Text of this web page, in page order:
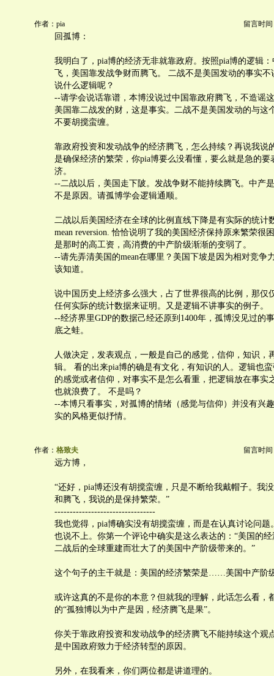
作者：pia 留言时间
回孤博：
我明白了，pia博的经济无非就靠政府。按照pia博的逻辑
飞，美国靠发战争财而腾飞。 二战不是美国发动的事实
说什么逻辑呢？
--请学会说话靠谱，本博没说过中国靠政府腾飞，不造谣
美国靠二战发的财，这是事实。二战不是美国发动的与这
不要胡搅蛮缠。
靠政府投资和发动战争的经济腾飞，怎么持续？再说我说
是确保经济的繁荣，你pia博要么没看懂，要么就是急的要
济。
--二战以后，美国走下陂。发战争财不能持续腾飞。中产
不是原因。请孤博学会逻辑通顺。
二战以后美国经济在全球的比例直线下降是有实际的统计
mean reversion. 恰恰说明了我的美国经济保持原来繁荣很
是那时的高工资，高消费的中产阶级渐渐的变弱了。
--请先弄清美国的mean在哪里？美国下坡是因为相对竞争
该知道。
说中国历史上经济多么强大，占了世界很高的比例，那仅
任何实际的统计数据来证明。又是逻辑不讲事实的例子。
--经济界里GDP的数据己经还原到1400年，孤博没见过的
底之蛙。
人做决定，发表观点，一般是自己的感觉，信仰，知识，
辑。 看的出来pia博的确是有文化，有知识的人。逻辑也
的感觉或者信仰，对事实不是怎么看重，把逻辑放在事实
也就浪费了。 不是吗？
--本博只看事实，对孤博的情绪（感觉与信仰）并没有兴
实的风格更似抒情。
作者： 格致夫 留言时间
远方博，
“还好，pia博还没有胡搅蛮缠，只是不断给我戴帽子。我
和腾飞，我说的是保持繁荣。”
---------------------------------
我也觉得，pia博确实没有胡搅蛮缠，而是在认真讨论问题
也说不上。你第一个评论中确实是这么表达的：“美国的
二战后的全球重建而壮大了的美国中产阶级带来的。”
这个句子的主干就是：美国的经济繁荣是……美国中产阶
或许这真的不是你的本意？但就我的理解，此话怎么看，
的“孤独博以为中产是因，经济腾飞是果”。
你关于靠政府投资和发动战争的经济腾飞不能持续这个观
是中国政府致力于经济转型的原因。
另外，在我看来，你们两位都是讲道理的。